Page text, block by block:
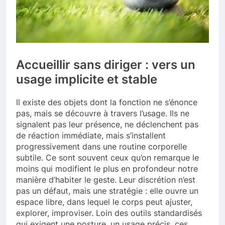
Accueillir sans diriger : vers un
usage implicite et stable
Il existe des objets dont la fonction ne s’énonce
pas, mais se découvre à travers l’usage. Ils ne
signalent pas leur présence, ne déclenchent pas
de réaction immédiate, mais s’installent
progressivement dans une routine corporelle
subtile. Ce sont souvent ceux qu’on remarque le
moins qui modifient le plus en profondeur notre
manière d’habiter le geste. Leur discrétion n’est
pas un défaut, mais une stratégie : elle ouvre un
espace libre, dans lequel le corps peut ajuster,
explorer, improviser. Loin des outils standardisés